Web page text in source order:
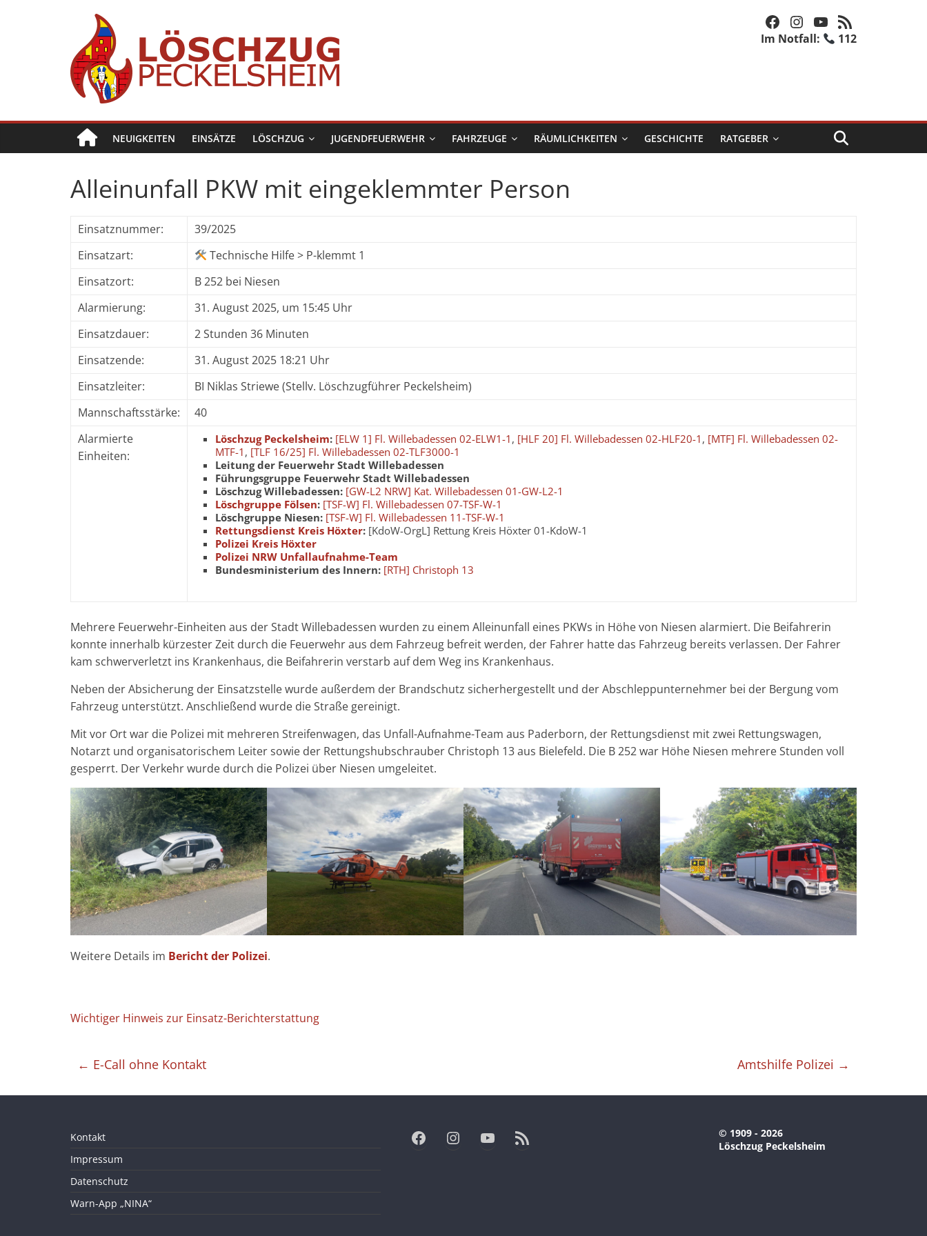
Löschzug
Peckelsheim
Der
zweite
der
Feuerwehr
Stadt
Willebadessen
Facebook Instagram YouTube RSS-Feed
Im Notfall: 112
NEUIGKEITEN EINSÄTZE LÖSCHZUG JUGENDFEUERWEHR FAHRZEUGE RÄUMLICHKEITEN GESCHICHTE RATGEBER
Alleinunfall PKW mit eingeklemmter Person
Einsatznummer:
39/2025
Einsatzart:
Technische Hilfe > P-klemmt 1
Einsatzort:
B 252 bei Niesen
Alarmierung:
31. August 2025, um 15:45 Uhr
Einsatzdauer:
2 Stunden 36 Minuten
Einsatzende:
31. August 2025 18:21 Uhr
Einsatzleiter:
BI Niklas Striewe (Stellv. Löschzugführer Peckelsheim)
Mannschaftsstärke:
40
Alarmierte
Einheiten:
Löschzug Peckelsheim: [ELW 1] Fl. Willebadessen 02-ELW1-1 , [HLF 20] Fl. Willebadessen 02-HLF20-1 , [MTF] Fl. Willebadessen 02-
MTF-1 , [TLF 16/25] Fl. Willebadessen 02-TLF3000-1
Leitung der Feuerwehr Stadt Willebadessen
Führungsgruppe Feuerwehr Stadt Willebadessen
Löschzug Willebadessen: [GW-L2 NRW] Kat. Willebadessen 01-GW-L2-1
Löschgruppe Fölsen: [TSF-W] Fl. Willebadessen 07-TSF-W-1
Löschgruppe Niesen: [TSF-W] Fl. Willebadessen 11-TSF-W-1
Rettungsdienst Kreis Höxter: [KdoW-OrgL] Rettung Kreis Höxter 01-KdoW-1
Polizei Kreis Höxter
Polizei NRW Unfallaufnahme-Team
Bundesministerium des Innern: [RTH] Christoph 13
Mehrere Feuerwehr-Einheiten aus der Stadt Willebadessen wurden zu einem Alleinunfall eines PKWs in Höhe von Niesen alarmiert. Die Beifahrerin
konnte innerhalb kürzester Zeit durch die Feuerwehr aus dem Fahrzeug befreit werden, der Fahrer hatte das Fahrzeug bereits verlassen. Der Fahrer
kam schwerverletzt ins Krankenhaus, die Beifahrerin verstarb auf dem Weg ins Krankenhaus.
Neben der Absicherung der Einsatzstelle wurde außerdem der Brandschutz sicherhergestellt und der Abschleppunternehmer bei der Bergung vom
Fahrzeug unterstützt. Anschließend wurde die Straße gereinigt.
Mit vor Ort war die Polizei mit mehreren Streifenwagen, das Unfall-Aufnahme-Team aus Paderborn, der Rettungsdienst mit zwei Rettungswagen,
Notarzt und organisatorischem Leiter sowie der Rettungshubschrauber Christoph 13 aus Bielefeld. Die B 252 war Höhe Niesen mehrere Stunden voll
gesperrt. Der Verkehr wurde durch die Polizei über Niesen umgeleitet.
Weitere Details im Bericht der Polizei.
Wichtiger Hinweis zur Einsatz-Berichterstattung
← E-Call ohne Kontakt Amtshilfe Polizei →
Kontakt
Impressum
Datenschutz
Warn-App „NINA“
Facebook Instagram YouTube RSS-Feed
© 1909 - 2026
Löschzug Peckelsheim